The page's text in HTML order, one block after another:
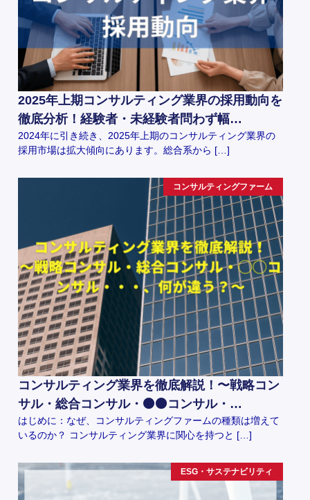
2025年上期コンサルティング業界の採用動向を
徹底分析！経験者・未経験者問わず幅…
2024年に引き続き、2025年上期のコンサルティング業界の
採用市場は拡大傾向にあります。総合系から […]
コンサルティングファーム
コンサルティング業界を徹底解説！〜戦略コン
サル・総合コンサル・⚫️⚫️コンサル・…
はじめに：なぜ、コンサルティングファームの種類は増えて
いるのか？ コンサルティング業界に関心を持つと […]
ESG・サステナビリティ